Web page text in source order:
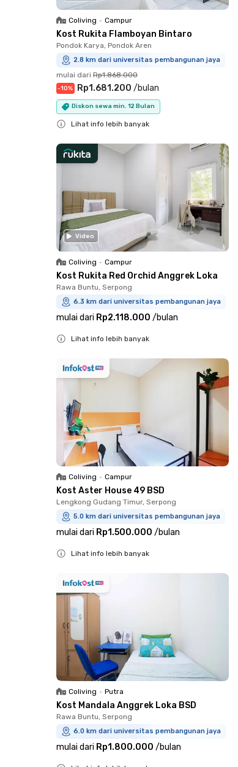
Coliving • Campur
Kost Rukita Flamboyan Bintaro
Pondok Karya, Pondok Aren
2.8 km dari universitas pembangunan jaya
mulai dari Rp1.868.000
-10% Rp1.681.200 /bulan
Diskon sewa min. 12 Bulan
Lihat info lebih banyak
Video
Coliving • Campur
Kost Rukita Red Orchid Anggrek Loka
Rawa Buntu, Serpong
6.3 km dari universitas pembangunan jaya
mulai dari Rp2.118.000 /bulan
Lihat info lebih banyak
Coliving • Campur
Kost Aster House 49 BSD
Lengkong Gudang Timur, Serpong
5.0 km dari universitas pembangunan jaya
mulai dari Rp1.500.000 /bulan
Lihat info lebih banyak
Coliving • Putra
Kost Mandala Anggrek Loka BSD
Rawa Buntu, Serpong
6.0 km dari universitas pembangunan jaya
mulai dari Rp1.800.000 /bulan